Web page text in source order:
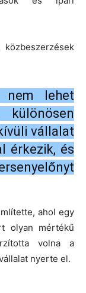
nem lehet
különösen
vállalat
érkezik, és
ahol egy
olyan mértékű
volna a
nyerte el.